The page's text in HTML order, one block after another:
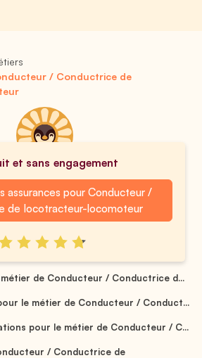
/ Conductrice de
et sans engagement
assurances pour Conducteur /
de locotracteur-locomoteur
de Conducteur / Conductrice d...
le métier de Conducteur / Conduct...
pour le métier de Conducteur / C...
/ Conductrice de